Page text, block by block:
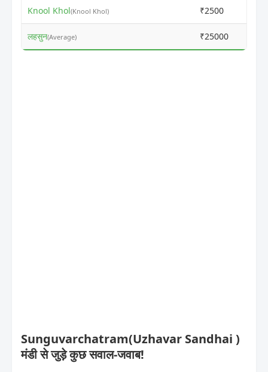
Knool Khol(Knool Khol) ₹2500
लहसुन(Average) ₹25000
Sunguvarchatram(Uzhavar Sandhai )
मंडी से जुड़े कुछ सवाल-जवाब!